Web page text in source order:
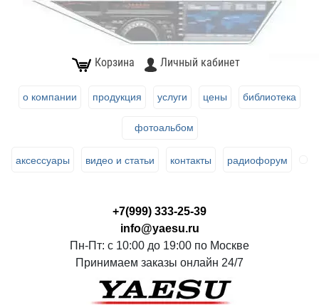
Корзина Личный кабинет
о компании продукция услуги цены библиотека
фотоальбом
аксессуары видео и статьи контакты радиофорум
+7(999) 333-25-39
info@yaesu.ru
Пн-Пт: с 10:00 до 19:00 по Москве
Принимаем заказы онлайн 24/7